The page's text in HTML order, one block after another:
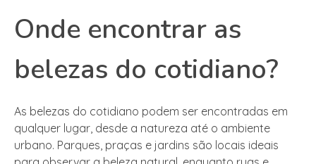
Onde encontrar as
belezas do cotidiano?
As belezas do cotidiano podem ser encontradas em
qualquer lugar, desde a natureza até o ambiente
urbano. Parques, praças e jardins são locais ideais